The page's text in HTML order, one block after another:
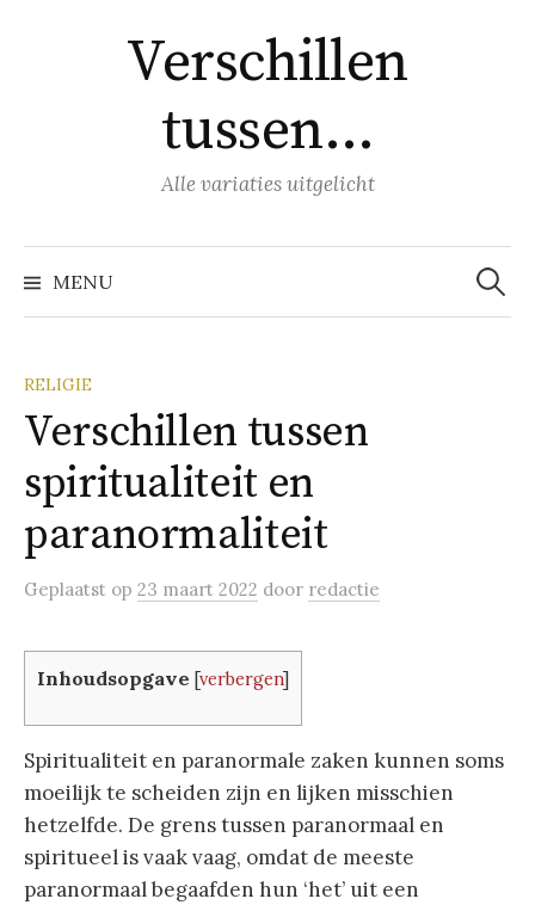
Verschillen
tussen…
Alle variaties uitgelicht
MENU
Zoeken
naar:
RELIGIE
Verschillen tussen
spiritualiteit en
paranormaliteit
Geplaatst op 23 maart 2022 door redactie
Inhoudsopgave [verbergen]
Spiritualiteit en paranormale zaken kunnen soms
moeilijk te scheiden zijn en lijken misschien
hetzelfde. De grens tussen paranormaal en
spiritueel is vaak vaag, omdat de meeste
paranormaal begaafden hun ‘het’ uit een